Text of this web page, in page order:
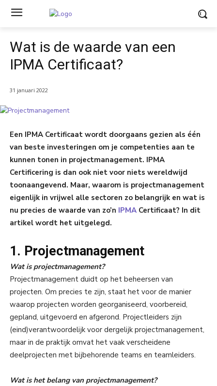
Wat is de waarde van een
IPMA Certificaat?
31 januari 2022
Een IPMA Certificaat wordt doorgaans gezien als één
van beste investeringen om je competenties aan te
kunnen tonen in projectmanagement. IPMA
Certificering is dan ook niet voor niets wereldwijd
toonaangevend. Maar, waarom is projectmanagement
eigenlijk in vrijwel alle sectoren zo belangrijk en wat is
nu precies de waarde van zo’n IPMA Certificaat? In dit
artikel wordt het uitgelegd.
1. Projectmanagement
Wat is projectmanagement?
Projectmanagement duidt op het beheersen van
projecten. Om precies te zijn, staat het voor de manier
waarop projecten worden georganiseerd, voorbereid,
gepland, uitgevoerd en afgerond. Projectleiders zijn
(eind)verantwoordelijk voor dergelijk projectmanagement,
maar in de praktijk omvat het vaak verscheidene
deelprojecten met bijbehorende teams en teamleiders.
Wat is het belang van projectmanagement?